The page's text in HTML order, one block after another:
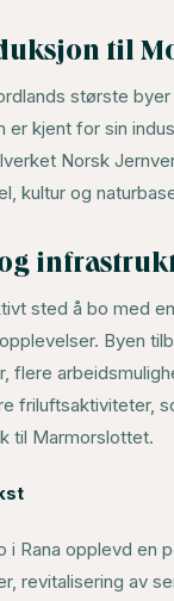
til
største
er kjent for sin
Norsk
kultur og
sted å bo med
Byen
flere
friluftsaktiviteter,
til Marmorslottet.
i Rana opplevd en
revitalisering av